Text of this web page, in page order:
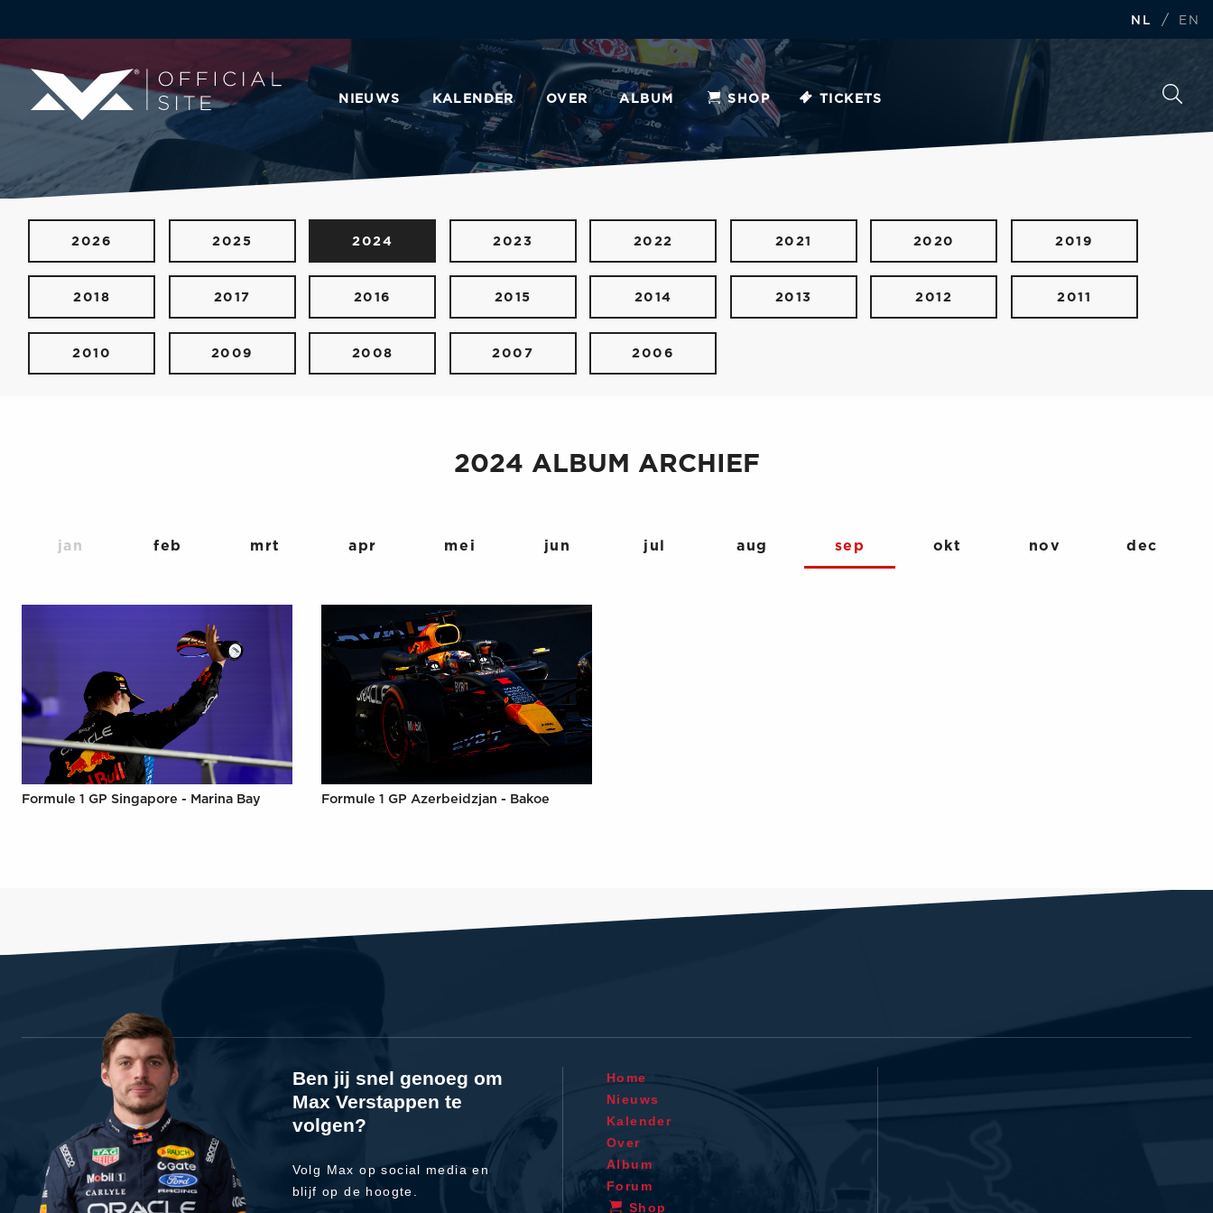
NL / EN
NIEUWS KALENDER OVER ALBUM SHOP TICKETS
2026 2025 2024 2023 2022 2021 2020 2019
2018 2017 2016 2015 2014 2013 2012 2011
2010 2009 2008 2007 2006
2024 ALBUM ARCHIEF
jan feb mrt apr mei jun jul aug sep okt nov dec
Formule 1 GP Singapore - Marina Bay Formule 1 GP Azerbeidzjan - Bakoe
Ben jij snel genoeg om
Max Verstappen te
volgen?
Volg Max op social media en
blijf op de hoogte.
Home
Nieuws
Kalender
Over
Album
Forum
Shop